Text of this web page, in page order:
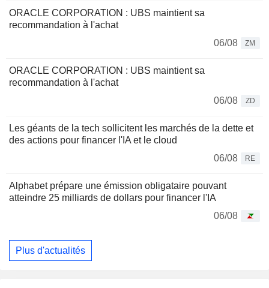
ORACLE CORPORATION : UBS maintient sa
recommandation à l'achat
06/08
ZM
ORACLE CORPORATION : UBS maintient sa
recommandation à l'achat
06/08
ZD
Les géants de la tech sollicitent les marchés de la dette et
des actions pour financer l'IA et le cloud
06/08
RE
Alphabet prépare une émission obligataire pouvant
atteindre 25 milliards de dollars pour financer l'IA
06/08
Plus d'actualités